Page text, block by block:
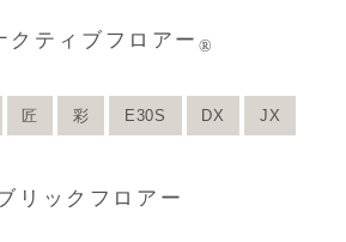
クティブフロアー ®
匠 彩 E30S DX JX
リックフロアー